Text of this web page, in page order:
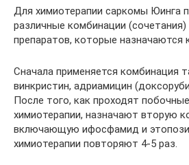
Для химиотерапии саркомы Юинга
различные комбинации
препаратов, которые назначаются
Сначала применяется комбинация
винкристин, адриамицин
После того, как проходят
химиотерапии, назначают вторую
включающую ифосфамид и
химиотерапии повторяют 4-5 раз.